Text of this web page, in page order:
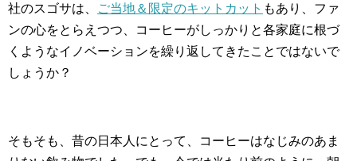
社のスゴサは、
ご当地＆限定のキットカット もあり、ファ
ンの心をとらえつつ、コーヒーがしっかりと各家庭に根づ
くようなイノベーションを繰り返してきたことではないで
しょうか？
そもそも、昔の日本人にとって、コーヒーはなじみのあま